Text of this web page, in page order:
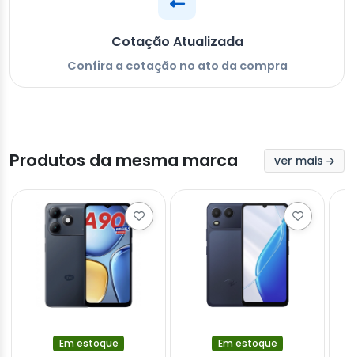
Cotação Atualizada
Confira a cotação no ato da compra
Produtos da mesma marca ver mais
Em estoque Em estoque